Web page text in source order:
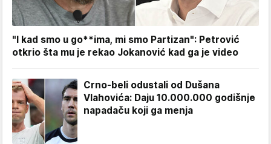
"I kad smo u go**ima, mi smo Partizan": Petrović
otkrio šta mu je rekao Jokanović kad ga je video
Crno-beli odustali od Dušana
Vlahovića: Daju 10.000.000 godišnje
napadaču koji ga menja